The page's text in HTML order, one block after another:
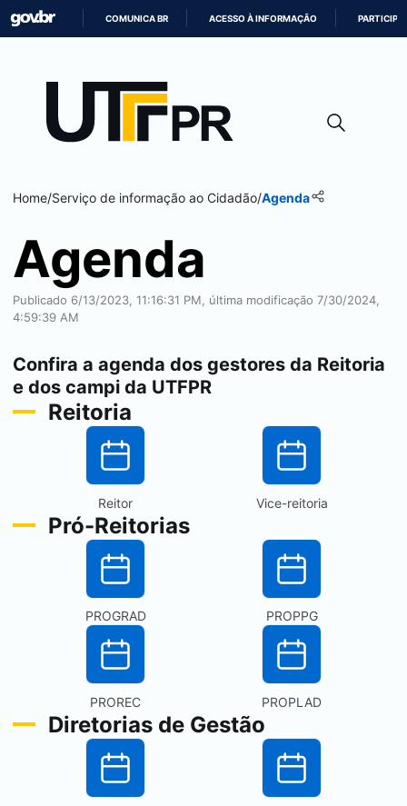
CONTEÚDO
COMUNICA BR ACESSO À INFORMAÇÃO PARTICIPE
Home/Serviço de informação ao Cidadão/Agenda
Agenda
Publicado 6/13/2023, 11:16:31 PM, última modificação 7/30/2024,
4:59:39 AM
Confira a agenda dos gestores da Reitoria
e dos campi da UTFPR
Reitoria
Reitor Vice-reitoria
Pró-Reitorias
PROGRAD PROPPG
PROREC PROPLAD
Diretorias de Gestão